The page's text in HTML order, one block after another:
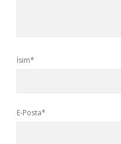
İsim*
E-Posta*